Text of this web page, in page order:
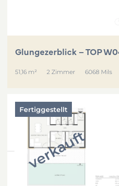
Glungezerblick – TOP
51,16 m² 2 Zimmer 6068 Mils
Fertiggestellt
verkauft